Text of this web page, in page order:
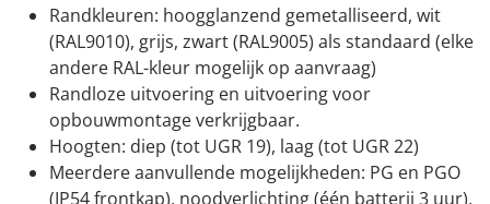
Randkleuren: hoogglanzend gemetalliseerd, wit
(RAL9010), grijs, zwart (RAL9005) als standaard (elke
andere RAL-kleur mogelijk op aanvraag)
Randloze uitvoering en uitvoering voor
opbouwmontage verkrijgbaar.
Hoogten: diep (tot UGR 19), laag (tot UGR 22)
Meerdere aanvullende mogelijkheden: PG en PGO
(IP54 frontkap), noodverlichting (één batterij 3 uur),